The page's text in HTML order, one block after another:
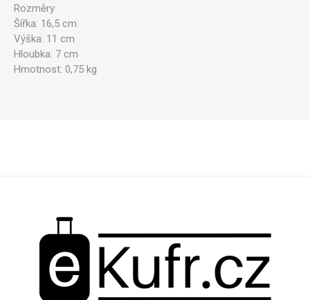
Rozměry
Šířka: 16,5 cm
Výška: 11 cm
Hloubka: 7 cm
Hmotnost: 0,75 kg